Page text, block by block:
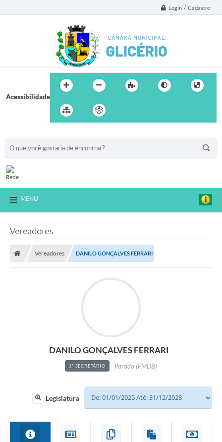
Login / Cadastro
Acessibilidade
MENU
Vereadores
Vereadores DANILO GONÇALVES FERRARI
DANILO GONÇALVES FERRARI
1º SECRETÁRIO Partido (PMDB)
Legislatura